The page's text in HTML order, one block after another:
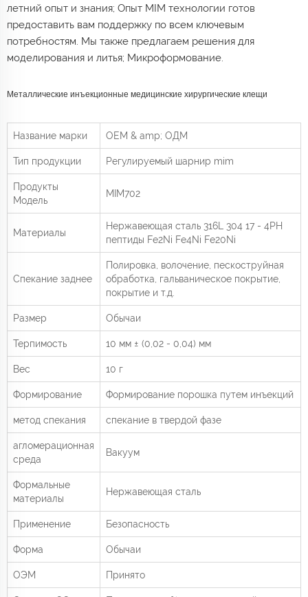
летний опыт и знания; Опыт MIM технологии готов
предоставить вам поддержку по всем ключевым
потребностям. Мы также предлагаем решения для
моделирования и литья; Микроформование.
Металлические инъекционные медицинские хирургические клещи
Название марки OEM & amp; ОДМ
Тип продукции Регулируемый шарнир mim
Продукты
Модель
MIM702
Материалы
Нержавеющая сталь 316L 304 17 - 4PH
пептиды Fe2Ni Fe4Ni Fe20Ni
Спекание заднее
Полировка, волочение, пескоструйная
обработка, гальваническое покрытие,
покрытие и т.д.
Размер Обычаи
Терпимость 10 мм ± (0,02 - 0,04) мм
Вес 10 г
Формирование Формирование порошка путем инъекций
метод спекания спекание в твердой фазе
агломерационная
среда
Вакуум
Формальные
материалы
Нержавеющая сталь
Применение Безопасность
Форма Обычаи
ОЭМ Принято